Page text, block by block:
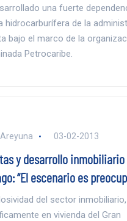
una fuerte
hidrocarburífera de la
bajo el marco de la
Petrocaribe.
03-02-2013
y desarrollo inmobiliario
“El escenario es
del sector inmobiliario,
en vivienda del Gran